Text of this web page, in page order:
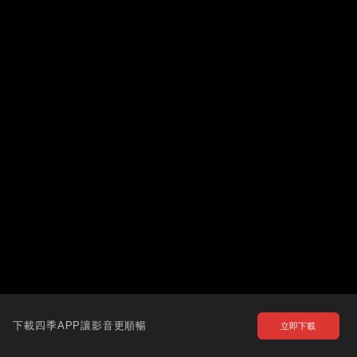
下載四季APP讓影音更順暢 立即下載